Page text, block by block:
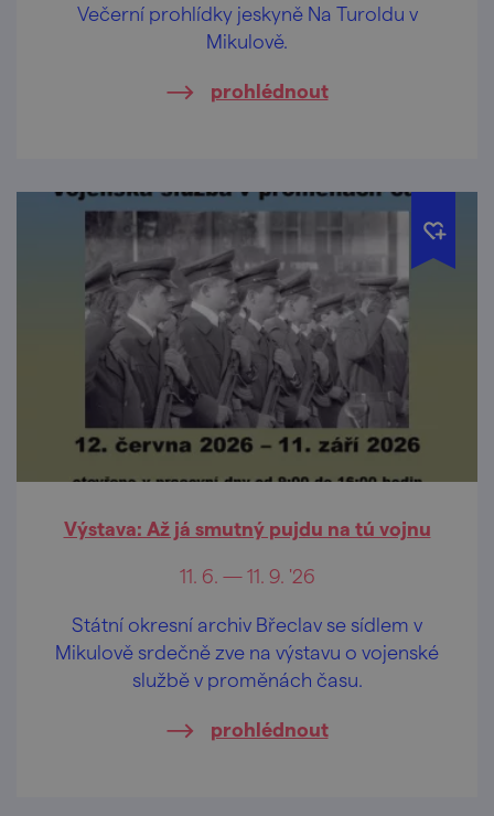
Večerní prohlídky jeskyně Na Turoldu v
Mikulově.
prohlédnout
Výstava: Až já smutný pujdu na tú vojnu
11. 6. — 11. 9. '26
Státní okresní archiv Břeclav se sídlem v
Mikulově srdečně zve na výstavu o vojenské
službě v proměnách času.
prohlédnout